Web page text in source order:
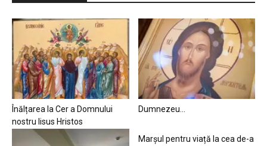
Înălțarea la Cer a Domnului
nostru Iisus Hristos
Dumnezeu…
Marșul pentru viață la cea de-a